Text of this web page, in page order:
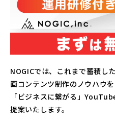
NOGICでは、これまで蓄積し
画コンテンツ制作のノウハウ
「ビジネスに繋がる」
提案いたします。